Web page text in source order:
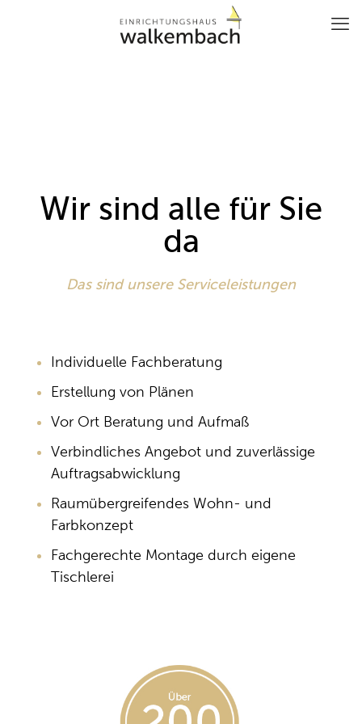
Wir sind alle für Sie
da
Das sind unsere Serviceleistungen
Individuelle Fachberatung
Erstellung von Plänen
Vor Ort Beratung und Aufmaß
Verbindliches Angebot und zuverlässige
Auftragsabwicklung
Raumübergreifendes Wohn- und
Farbkonzept
Fachgerechte Montage durch eigene
Tischlerei